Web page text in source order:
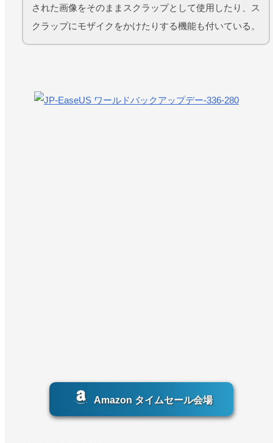
された画像をそのままスクラップとして使用したり、ス
クラップにモザイクをかけたりする機能も付いている。
Amazon タイムセール会場